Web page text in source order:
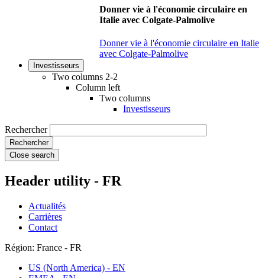
Donner vie à l'économie circulaire en
Italie avec Colgate-Palmolive
Donner vie à l'économie circulaire en Italie
avec Colgate-Palmolive
Investisseurs
Two columns 2-2
Column left
Two columns
Investisseurs
Rechercher
Close search
Header utility - FR
Actualités
Carrières
Contact
Région: France - FR
US (North America) - EN